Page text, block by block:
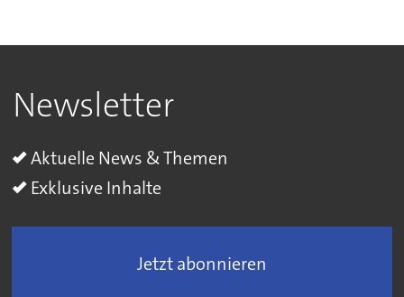
Newsletter
Aktuelle News & Themen
Exklusive Inhalte
Jetzt abonnieren